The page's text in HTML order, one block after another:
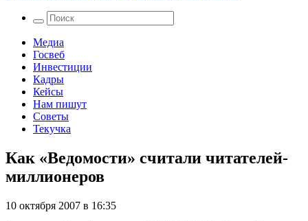
Медиа
Госвеб
Инвестиции
Кадры
Кейсы
Нам пишут
Советы
Текучка
Как «Ведомости» считали читателей-
миллионеров
10 октября 2007 в 16:35